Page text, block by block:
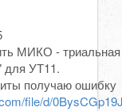
МИКО -
для УТ11.
получаю ошибку
file/d/